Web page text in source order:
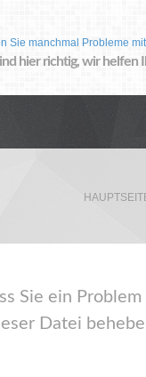
Sie manchmal Probleme
hier richtig, wir helfen
Sie ein
Datei